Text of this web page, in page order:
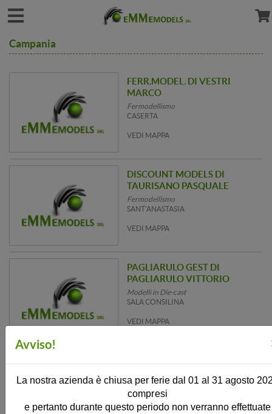
Campania
FERR.MODEL. DI VESTRI
MARCO
Fermodellismo
CASERTA
VEDI MAPPA
DISCOUNT MODELS DI
TAURISANO PASQUALE
Fermodellismo
SANT'ANASTASIA
VEDI MAPPA
PAGLIARULO GEST DI
PAGLIARULO VITTORIO
Modelli in Die-cast
SALA CONSILINA
VEDI MAPPA
S.T.C. DI LIGUORI GIOVANNA
Fermodellismo
VEDI MAPPA
Avviso!
La nostra azienda è chiusa per ferie dal 01 al 31 agosto
compresi
e pertanto durante questo periodo non verranno effettuate